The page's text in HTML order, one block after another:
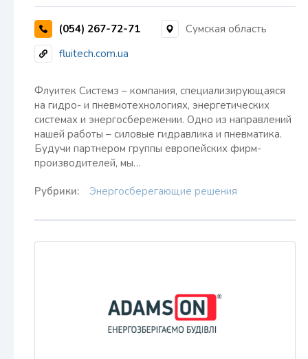
(054) 267-72-71
Сумская область
fluitech.com.ua
Флуитек Системз – компания, специализирующаяся
на гидро- и пневмотехнологиях, энергетических
системах и энергосбережении. Одно из направлений
нашей работы – силовые гидравлика и пневматика.
Будучи партнером группы европейских фирм-
производителей, мы…
Рубрики: Энергосберегающие решения